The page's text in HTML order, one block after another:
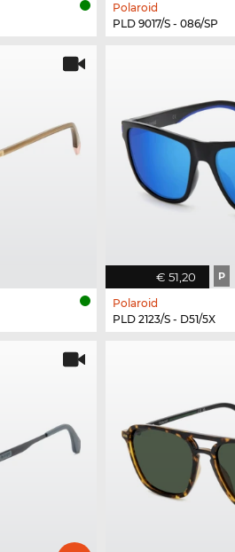
Polaroid
PLD 9017/S - 086/SP
€ 51,20 P
Polaroid
PLD 2123/S - D51/5X